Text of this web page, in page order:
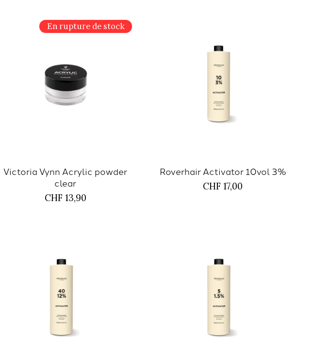
En rupture de stock
Victoria Vynn Acrylic powder
clear
CHF 13,90
Roverhair Activator 10vol 3%
CHF 17,00